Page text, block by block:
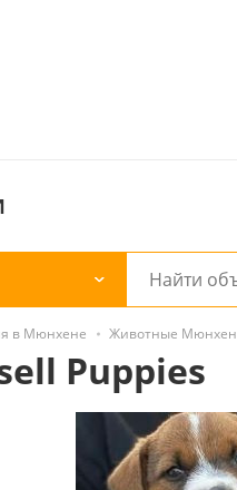
в Мюнхене Животные Мюнхен
Puppies